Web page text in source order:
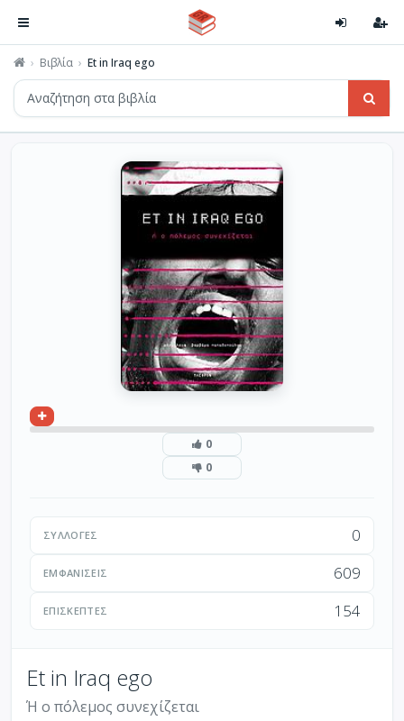
Βιβλία Et in Iraq ego
0
0
ΣΥΛΛΟΓΈΣ 0
ΕΜΦΑΝΊΣΕΙΣ 609
ΕΠΙΣΚΈΠΤΕΣ 154
Et in Iraq ego
Ή ο πόλεμος συνεχίζεται